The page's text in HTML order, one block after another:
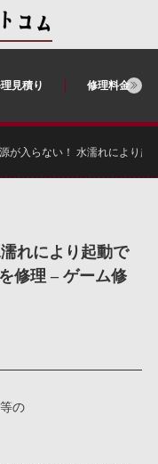
見積り 修理料金
が入らない！ 水濡れにより起
れにより起動で
修理 – ゲーム修
の